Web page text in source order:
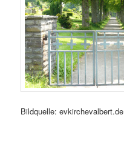
Bildquelle: evkirchevalbert.de